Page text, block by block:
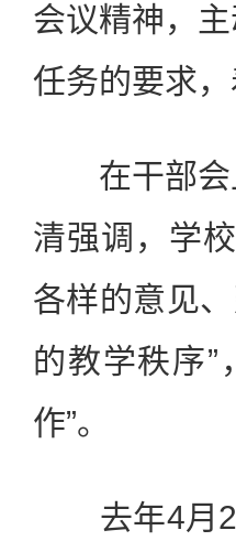
会议精神，
任务的要求
在干部会
清强调，学
各样的意见
的教学秩序”
作”。
去年4月22